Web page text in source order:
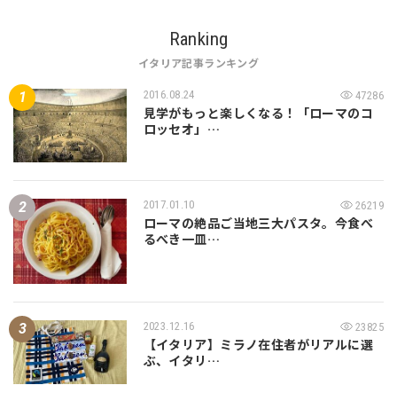
Ranking
イタリア記事ランキング
2016.08.24 47286
見学がもっと楽しくなる！「ローマのコ
ロッセオ」…
2017.01.10 26219
ローマの絶品ご当地三大パスタ。今食べ
るべき一皿…
2023.12.16 23825
【イタリア】ミラノ在住者がリアルに選
ぶ、イタリ…